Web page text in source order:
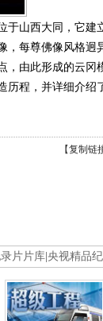
于山西大同，它
，每尊佛像风格
，由此形成的云冈
历程，并详细介
【复制链
片片库 央视精品